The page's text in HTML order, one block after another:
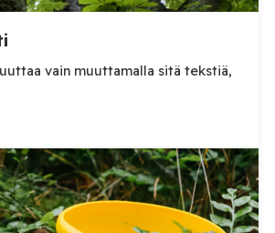
vain muuttamalla sitä tekstiä,